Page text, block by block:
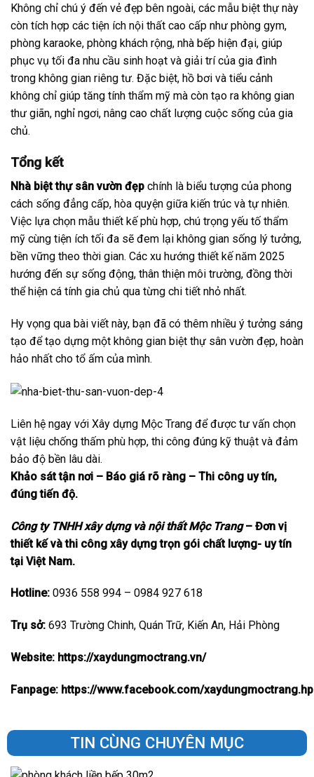
Không chỉ chú ý đến vẻ đẹp bên ngoài, các mẫu biệt thự này
còn tích hợp các tiện ích nội thất cao cấp như phòng gym,
phòng karaoke, phòng khách rộng, nhà bếp hiện đại, giúp
phục vụ tối đa nhu cầu sinh hoạt và giải trí của gia đình
trong không gian riêng tư. Đặc biệt, hồ bơi và tiểu cảnh
không chỉ giúp tăng tính thẩm mỹ mà còn tạo ra không gian
thư giãn, nghỉ ngơi, nâng cao chất lượng cuộc sống của gia
chủ.
Tổng kết
Nhà biệt thự sân vườn đẹp chính là biểu tượng của phong
cách sống đẳng cấp, hòa quyện giữa kiến trúc và tự nhiên.
Việc lựa chọn mẫu thiết kế phù hợp, chú trọng yếu tố thẩm
mỹ cùng tiện ích tối đa sẽ đem lại không gian sống lý tưởng,
bền vững theo thời gian. Các xu hướng thiết kế năm 2025
hướng đến sự sống động, thân thiện môi trường, đồng thời
thể hiện cá tính gia chủ qua từng chi tiết nhỏ nhất.
Hy vọng qua bài viết này, bạn đã có thêm nhiều ý tưởng sáng
tạo để tạo dựng một không gian biệt thự sân vườn đẹp, hoàn
hảo nhất cho tổ ấm của mình.
Liên hệ ngay với Xây dựng Mộc Trang để được tư vấn chọn
vật liệu chống thấm phù hợp, thi công đúng kỹ thuật và đảm
bảo độ bền lâu dài.
Khảo sát tận nơi – Báo giá rõ ràng – Thi công uy tín,
đúng tiến độ.
Công ty TNHH xây dựng và nội thất Mộc Trang– Đơn vị
thiết kế và thi công xây dựng trọn gói chất lượng- uy tín
tại Việt Nam.
Hotline: 0936 558 994 – 0984 927 618
Trụ sở: 693 Trường Chinh, Quán Trữ, Kiến An, Hải Phòng
Website: https://xaydungmoctrang.vn/
Fanpage: https://www.facebook.com/xaydungmoctrang.hp
TIN CÙNG CHUYÊN MỤC